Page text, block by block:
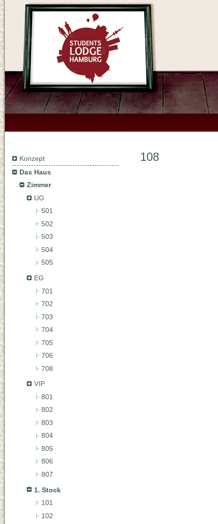
Konzept
Das Haus
Zimmer
UG
501
502
503
504
505
EG
701
702
703
704
705
706
708
VIP
801
802
803
804
805
806
807
1. Stock
101
102
108